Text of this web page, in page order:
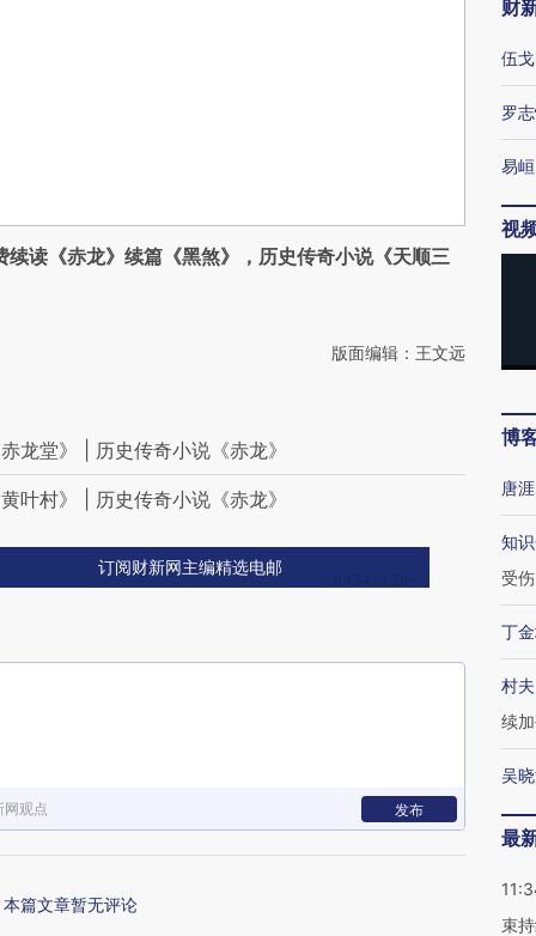
续读《赤龙》续篇《黑煞》，历史传奇小说《天顺三
版面编辑：王文远
龙堂》 | 历史传奇小说《赤龙》
叶村》 | 历史传奇小说《赤龙》
订阅财新网主编精选电邮
网观点 发布
本篇文章暂无评论
财
伍戈
罗
易峘
视
博
唐涯
知
受伤
丁
村
续
吴
最
束